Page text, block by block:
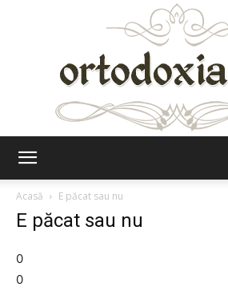
Acasă
E păcat sau nu
E păcat sau nu
0
0